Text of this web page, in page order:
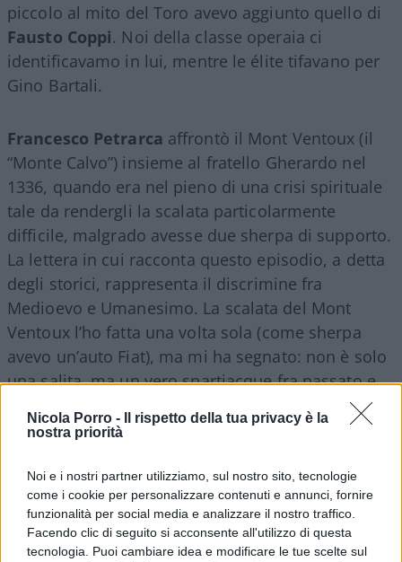
Nicola Porro -
Il rispetto della tua privacy è la
nostra priorità
Noi e i nostri partner utilizziamo, sul nostro sito, tecnologie
come i cookie per personalizzare contenuti e annunci, fornire
funzionalità per social media e analizzare il nostro traffico.
Facendo clic di seguito si acconsente all'utilizzo di questa
tecnologia. Puoi cambiare idea e modificare le tue scelte sul
piccolo al mito del Toro avevo aggiunto quello di
Fausto Coppi. Noi della classe operaia ci
identificavamo in lui, mentre le élite tifavano per
Gino Bartali.
Francesco Petrarca affrontò il Mont Ventoux (il
“Monte Calvo”) insieme al fratello Gherardo nel
1336, quando era nel pieno di una crisi spirituale
tale da rendergli la scalata particolarmente
difficile, malgrado avesse due sherpa di supporto.
La lettera in cui racconta questo episodio, a detta
degli storici, rappresenta il discrimine fra
Medioevo e Umanesimo. La scalata del Mont
Ventoux l’ho fatta una volta sola (come sherpa
avevo un’auto Fiat), ma mi ha segnato: non è solo
una salita, ma un vero spartiacque fra passato e
futuro. Il punto di partenza è un delizioso paesino
provenzale di pietra e di viti di vini pregiati,
copre un dislivello di 1616 metri (come succede
per la mitica parete nord dell’Eiger), con una
pendenza media del 7%. Se hai certe sensibilità
puoi considerarlo un percorso di vita, ci sono, in